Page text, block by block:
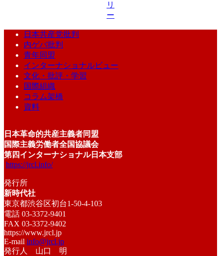
リ
ー
日本共産党批判
内ゲバ批判
青年同盟
インターナショナルビュー
文化・批評・学習
国際組織
コラム架橋
資料
日本革命的共産主義者同盟
国際主義労働者全国協議会
第四インターナショナル日本支部
https://jrcl.info/
発行所
新時代社
東京都渋谷区初台1-50-4-103
電話 03-3372-9401
FAX 03-3372-9402
https://www.jrcl.jp
E-mail info@jrcl.jp
発行人 山口 明